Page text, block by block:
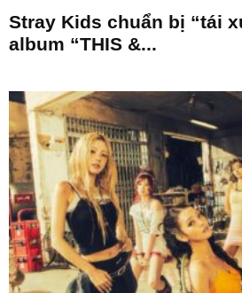
Stray Kids chuẩn bị “tái
album “THIS &...